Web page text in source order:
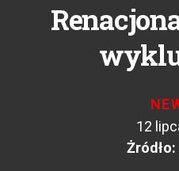
12
Żródło: